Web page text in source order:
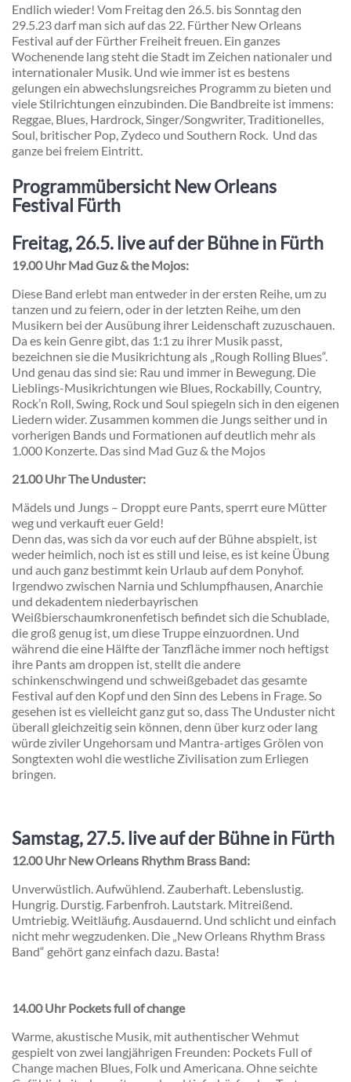
Endlich wieder! Vom Freitag den 26.5. bis Sonntag den
29.5.23 darf man sich auf das 22. Fürther New Orleans
Festival auf der Fürther Freiheit freuen. Ein ganzes
Wochenende lang steht die Stadt im Zeichen nationaler und
internationaler Musik. Und wie immer ist es bestens
gelungen ein abwechslungsreiches Programm zu bieten und
viele Stilrichtungen einzubinden. Die Bandbreite ist immens:
Reggae, Blues, Hardrock, Singer/Songwriter, Traditionelles,
Soul, britischer Pop, Zydeco und Southern Rock. Und das
ganze bei freiem Eintritt.
Programmübersicht New Orleans
Festival Fürth
Freitag, 26.5. live auf der Bühne in Fürth
19.00 Uhr Mad Guz & the Mojos:
Diese Band erlebt man entweder in der ersten Reihe, um zu
tanzen und zu feiern, oder in der letzten Reihe, um den
Musikern bei der Ausübung ihrer Leidenschaft zuzuschauen.
Da es kein Genre gibt, das 1:1 zu ihrer Musik passt,
bezeichnen sie die Musikrichtung als „Rough Rolling Blues“.
Und genau das sind sie: Rau und immer in Bewegung. Die
Lieblings-Musikrichtungen wie Blues, Rockabilly, Country,
Rock’n Roll, Swing, Rock und Soul spiegeln sich in den eigenen
Liedern wider. Zusammen kommen die Jungs seither und in
vorherigen Bands und Formationen auf deutlich mehr als
1.000 Konzerte. Das sind Mad Guz & the Mojos
21.00 Uhr The Unduster:
Mädels und Jungs – Droppt eure Pants, sperrt eure Mütter
weg und verkauft euer Geld!
Denn das, was sich da vor euch auf der Bühne abspielt, ist
weder heimlich, noch ist es still und leise, es ist keine Übung
und auch ganz bestimmt kein Urlaub auf dem Ponyhof.
Irgendwo zwischen Narnia und Schlumpfhausen, Anarchie
und dekadentem niederbayrischen
Weißbierschaumkronenfetisch befindet sich die Schublade,
die groß genug ist, um diese Truppe einzuordnen. Und
während die eine Hälfte der Tanzfläche immer noch heftigst
ihre Pants am droppen ist, stellt die andere
schinkenschwingend und schweißgebadet das gesamte
Festival auf den Kopf und den Sinn des Lebens in Frage. So
gesehen ist es vielleicht ganz gut so, dass The Unduster nicht
überall gleichzeitig sein können, denn über kurz oder lang
würde ziviler Ungehorsam und Mantra-artiges Grölen von
Songtexten wohl die westliche Zivilisation zum Erliegen
bringen.
Samstag, 27.5. live auf der Bühne in Fürth
12.00 Uhr New Orleans Rhythm Brass Band:
Unverwüstlich. Aufwühlend. Zauberhaft. Lebenslustig.
Hungrig. Durstig. Farbenfroh. Lautstark. Mitreißend.
Umtriebig. Weitläufig. Ausdauernd. Und schlicht und einfach
nicht mehr wegzudenken. Die „New Orleans Rhythm Brass
Band“ gehört ganz einfach dazu. Basta!
14.00 Uhr Pockets full of change
Warme, akustische Musik, mit authentischer Wehmut
gespielt von zwei langjährigen Freunden: Pockets Full of
Change machen Blues, Folk und Americana. Ohne seichte